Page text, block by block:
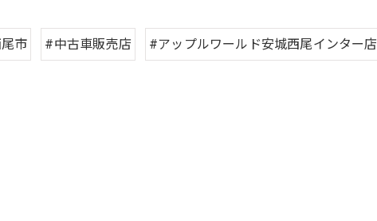
市 #中古車販売店 #アップルワールド安城西尾インター店